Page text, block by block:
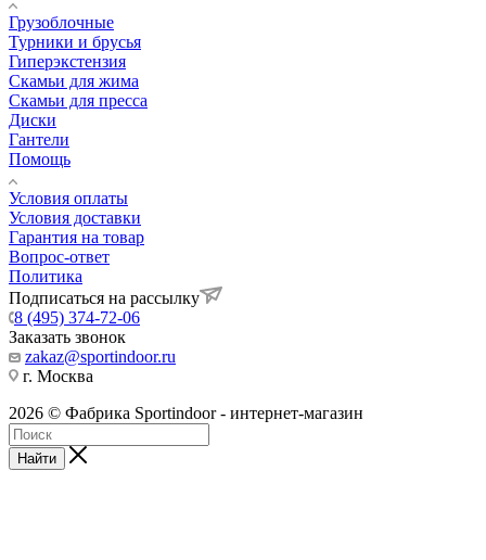
Грузоблочные
Турники и брусья
Гиперэкстензия
Скамьи для жима
Скамьи для пресса
Диски
Гантели
Помощь
Условия оплаты
Условия доставки
Гарантия на товар
Вопрос-ответ
Политика
Подписаться на рассылку
8 (495) 374-72-06
Заказать звонок
zakaz@sportindoor.ru
г. Москва
2026 © Фабрика Sportindoor - интернет-магазин
Найти